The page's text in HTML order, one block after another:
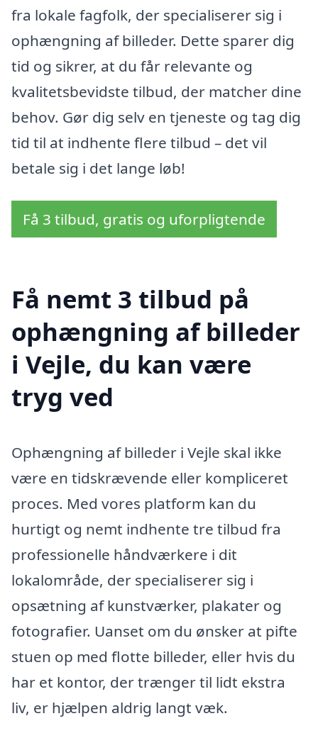
fra lokale fagfolk, der specialiserer sig i
ophængning af billeder. Dette sparer dig
tid og sikrer, at du får relevante og
kvalitetsbevidste tilbud, der matcher dine
behov. Gør dig selv en tjeneste og tag dig
tid til at indhente flere tilbud – det vil
betale sig i det lange løb!
Få 3 tilbud, gratis og uforpligtende
Få nemt 3 tilbud på
ophængning af billeder
i Vejle, du kan være
tryg ved
Ophængning af billeder i Vejle skal ikke
være en tidskrævende eller kompliceret
proces. Med vores platform kan du
hurtigt og nemt indhente tre tilbud fra
professionelle håndværkere i dit
lokalområde, der specialiserer sig i
opsætning af kunstværker, plakater og
fotografier. Uanset om du ønsker at pifte
stuen op med flotte billeder, eller hvis du
har et kontor, der trænger til lidt ekstra
liv, er hjælpen aldrig langt væk.